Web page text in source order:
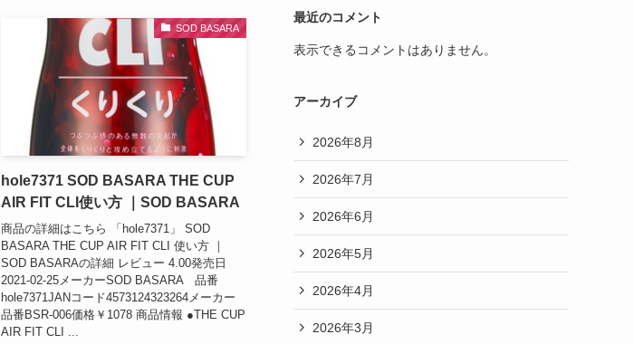
SOD BASARA
hole7371 SOD BASARA THE CUP
AIR FIT CLI使い方 ｜SOD BASARA
商品の詳細はこちら 「hole7371」 SOD
BASARA THE CUP AIR FIT CLI 使い方 ｜
SOD BASARAの詳細 レビュー 4.00発売日
2021-02-25メーカーSOD BASARA 品番
hole7371JANコード4573124323264メーカー
品番BSR-006価格￥1078 商品情報 ●THE CUP
AIR FIT CLI ...
最近のコメント
表示できるコメントはありません。
アーカイブ
2026年8月
2026年7月
2026年6月
2026年5月
2026年4月
2026年3月